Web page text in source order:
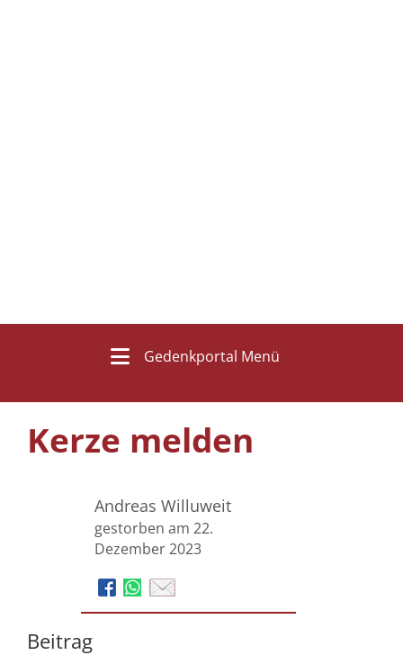
Gedenkportal Menü
Kerze melden
Andreas Willuweit
gestorben am 22.
Dezember 2023
Beitrag